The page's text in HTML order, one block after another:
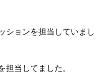
ションを担当していまし
担当してました。